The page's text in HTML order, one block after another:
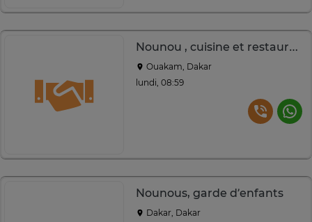
Nounou , cuisine et restauration
Ouakam, Dakar
lundi, 08:59
Nounous, garde d’enfants
Dakar, Dakar